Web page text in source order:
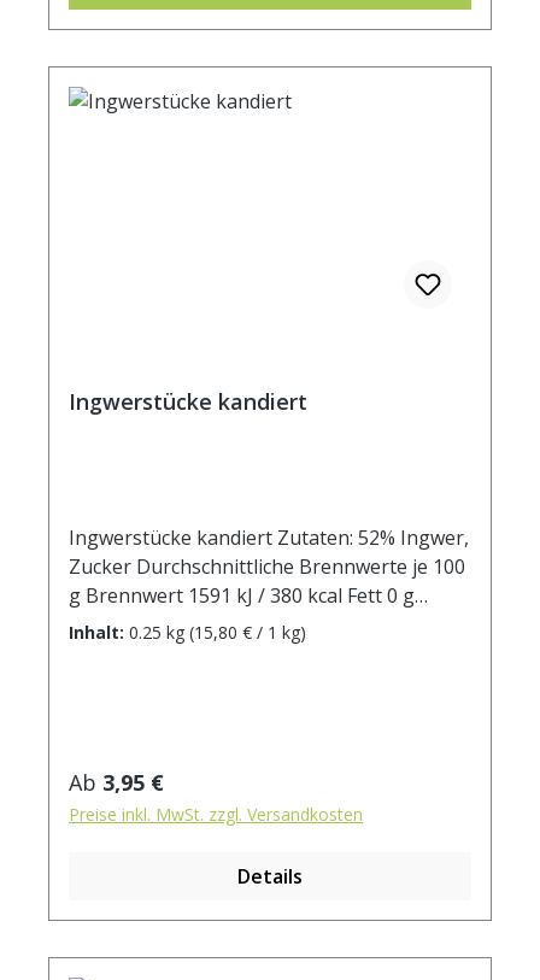
Ingwerstücke kandiert
Ingwerstücke kandiert Zutaten: 52% Ingwer,
Zucker Durchschnittliche Brennwerte je 100
g Brennwert 1591 kJ / 380 kcal Fett 0 g
davon: - gesättigte Fettsäuren 0 g
Kohlenhydrate 94 g davon: - Zucker 75 g
Inhalt: 0.25 kg (15,80 € / 1 kg)
Regulärer Preis:
Ab 3,95 €
Preise inkl. MwSt. zzgl. Versandkosten
Details